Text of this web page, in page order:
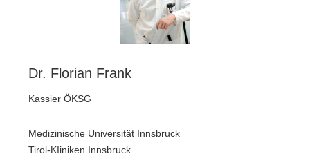
Dr. Florian Frank
Kassier ÖKSG
Medizinische Universität Innsbruck
Tirol-KIiniken Innsbruck